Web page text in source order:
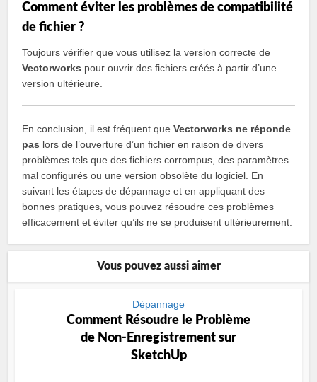
Comment éviter les problèmes de compatibilité
de fichier ?
Toujours vérifier que vous utilisez la version correcte de
Vectorworks pour ouvrir des fichiers créés à partir d’une
version ultérieure.
En conclusion, il est fréquent queVectorworks ne réponde
pas lors de l’ouverture d’un fichier en raison de divers
problèmes tels que des fichiers corrompus, des paramètres
mal configurés ou une version obsolète du logiciel. En
suivant les étapes de dépannage et en appliquant des
bonnes pratiques, vous pouvez résoudre ces problèmes
efficacement et éviter qu’ils ne se produisent ultérieurement.
Vous pouvez aussi aimer
Dépannage
Comment Résoudre le Problème
de Non-Enregistrement sur
SketchUp